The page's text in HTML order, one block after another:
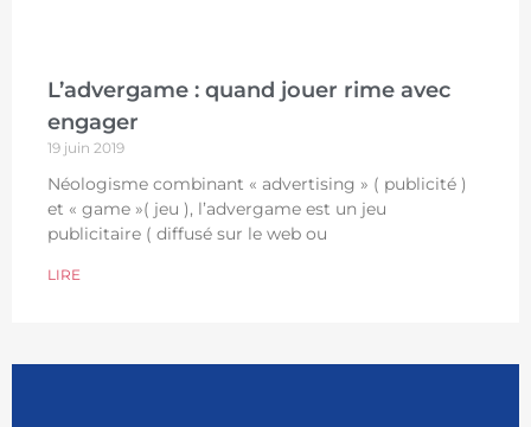
L’advergame : quand jouer rime avec
engager
19 juin 2019
Néologisme combinant « advertising » ( publicité )
et « game »( jeu ), l’advergame est un jeu
publicitaire ( diffusé sur le web ou
LIRE